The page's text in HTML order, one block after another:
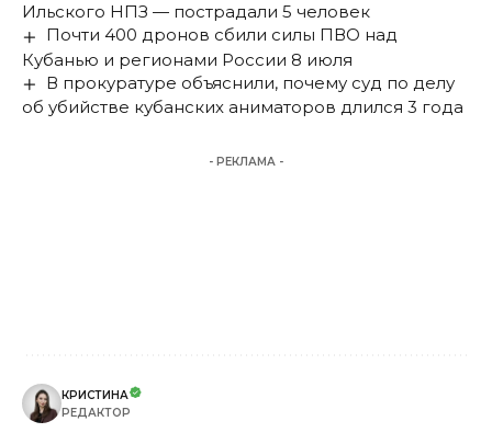
Ильского НПЗ — пострадали 5 человек
Почти 400 дронов сбили силы ПВО над
Кубанью и регионами России 8 июля
В прокуратуре объяснили, почему суд по делу
об убийстве кубанских аниматоров длился 3 года
- РЕКЛАМА -
КРИСТИНА
РЕДАКТОР